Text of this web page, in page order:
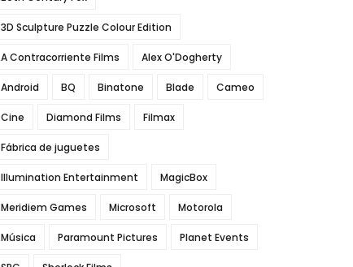
3D Sculpture Puzzle Colour Edition
A Contracorriente Films Alex O'Dogherty
Android BQ Binatone Blade Cameo
Cine Diamond Films Filmax
Fábrica de juguetes
Illumination Entertainment MagicBox
Meridiem Games Microsoft Motorola
Música Paramount Pictures Planet Events